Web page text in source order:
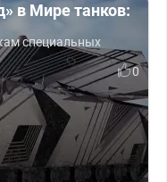
в Мире танков:
специальных
0